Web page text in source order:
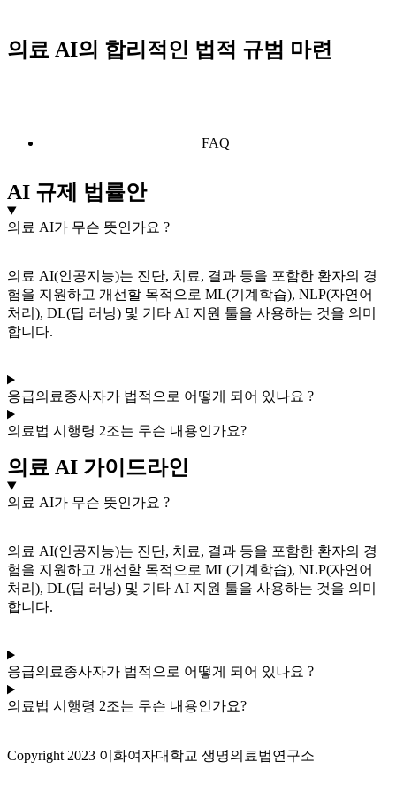
의료 AI의 합리적인 법적 규범 마련
FAQ
AI 규제 법률안
의료 AI가 무슨 뜻인가요 ?
의료 AI(인공지능)는 진단, 치료, 결과 등을 포함한 환자의 경
험을 지원하고 개선할 목적으로 ML(기계학습), NLP(자연어
처리), DL(딥 러닝) 및 기타 AI 지원 툴을 사용하는 것을 의미
합니다.
응급의료종사자가 법적으로 어떻게 되어 있나요 ?
의료법 시행령 2조는 무슨 내용인가요?
의료 AI 가이드라인
의료 AI가 무슨 뜻인가요 ?
의료 AI(인공지능)는 진단, 치료, 결과 등을 포함한 환자의 경
험을 지원하고 개선할 목적으로 ML(기계학습), NLP(자연어
처리), DL(딥 러닝) 및 기타 AI 지원 툴을 사용하는 것을 의미
합니다.
응급의료종사자가 법적으로 어떻게 되어 있나요 ?
의료법 시행령 2조는 무슨 내용인가요?
Copyright 2023 이화여자대학교 생명의료법연구소